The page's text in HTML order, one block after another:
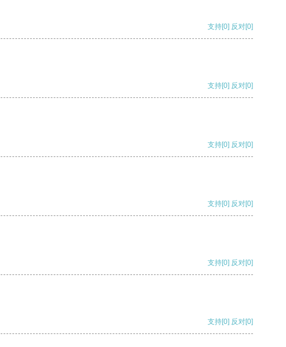
支持[0] 反对[0]
支持[0] 反对[0]
支持[0] 反对[0]
支持[0] 反对[0]
支持[0] 反对[0]
支持[0] 反对[0]